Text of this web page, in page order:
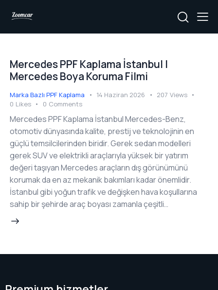
Mercedes PPF Kaplama İstanbul |
Mercedes Boya Koruma Filmi
Marka Bazlı PPF Kaplama 14 Haziran 2026 207 Views
0 Likes 0 Comments
Mercedes PPF Kaplama İstanbul Mercedes-Benz,
otomotiv dünyasında kalite, prestij ve teknolojinin en
güçlü temsilcilerinden biridir. Gerek sedan modelleri
gerek SUV ve elektrikli araçlarıyla yüksek bir yatırım
değeri taşıyan Mercedes araçların dış görünümünü
korumak da en az mekanik bakımları kadar önemlidir.
İstanbul gibi yoğun trafik ve değişken hava koşullarına
sahip bir şehirde araç boyası zamanla çeşitli…